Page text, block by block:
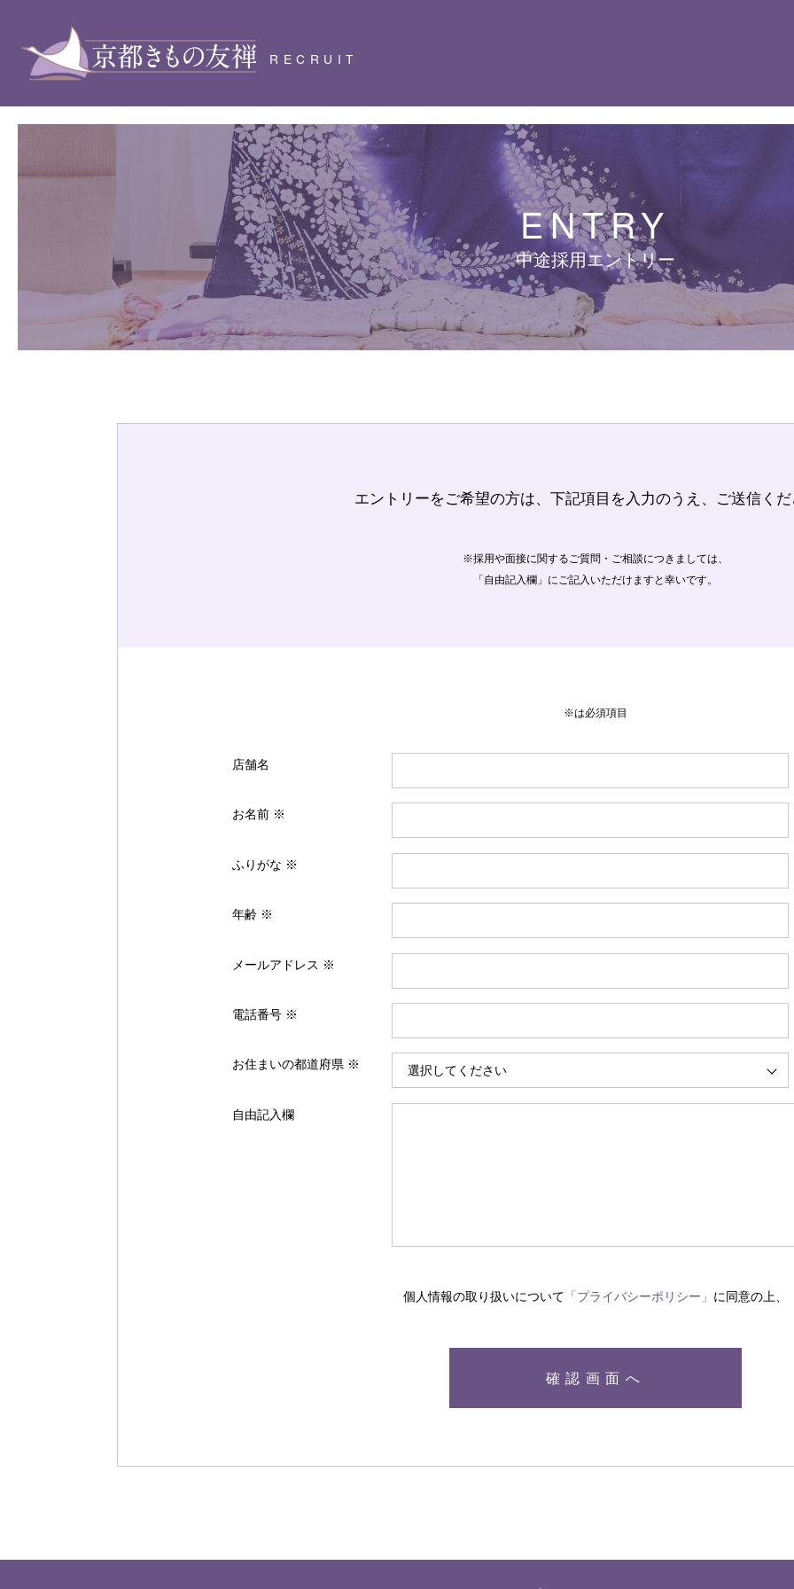
RECRUIT
ENTRY
中途採用エントリー
エントリーをご希望の方は、下記項目を入力のうえ、ご送信く
※採用や面接に関するご質問・ご相談につきましては、
「自由記入欄」にご記入いただけますと幸いです。
※は必須項目
店舗名
お名前 ※
ふりがな ※
年齢 ※
メールアドレス ※
電話番号 ※
お住まいの都道府県 ※
自由記入欄
個人情報の取り扱いについて 「プライバシーポリシー」 に同意の上、